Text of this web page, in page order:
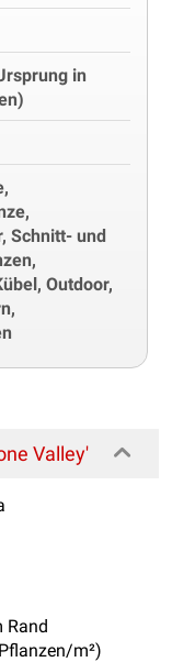
in
Schnitt- und
Outdoor,
Valley'
Rand
m²)